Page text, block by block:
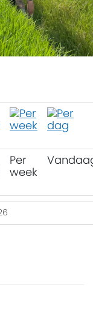
Per
week